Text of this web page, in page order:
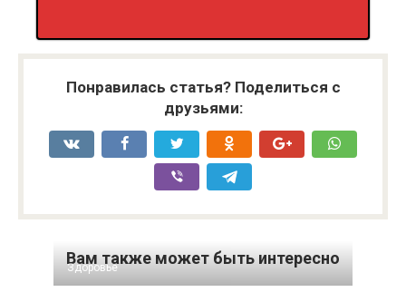
Понравилась статья? Поделиться с
друзьями:
Вам также может быть интересно
Здоровье